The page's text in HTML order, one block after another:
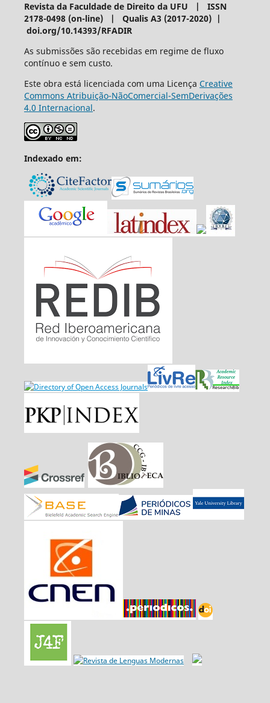
Revista da Faculdade de Direito da UFU | ISSN
2178-0498 (on-line) | Qualis A3 (2017-2020) |
doi.org/10.14393/RFADIR
As submissões são recebidas em regime de fluxo
contínuo e sem custo.
Este obra está licenciada com uma Licença Creative
Commons Atribuição-NãoComercial-SemDerivações
4.0 Internacional.
Indexado em: